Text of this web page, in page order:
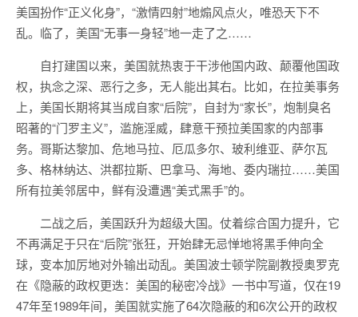
美国扮作“正义化身”，“激情四射”地煽风点火，唯恐天下不
乱。临了，美国“无事一身轻”地一走了之……
自打建国以来，美国就热衷于干涉他国内政、颠覆他国政
权，执念之深、恶行之多，无人能出其右。比如，在拉美事务
上，美国长期将其当成自家“后院”，自封为“家长”，炮制臭名
昭著的“门罗主义”，滥施淫威，肆意干预拉美国家的内部事
务。哥斯达黎加、危地马拉、厄瓜多尔、玻利维亚、萨尔瓦
多、格林纳达、洪都拉斯、巴拿马、海地、委内瑞拉……美国
所有拉美邻居中，鲜有没遭遇“美式黑手”的。
二战之后，美国跃升为超级大国。仗着综合国力提升，它
不再满足于只在“后院”张狂，开始肆无忌惮地将黑手伸向全
球，变本加厉地对外输出动乱。美国波士顿学院副教授奥罗克
在《隐蔽的政权更迭：美国的秘密冷战》一书中写道，仅在19
47年至1989年间，美国就实施了64次隐蔽的和6次公开的政权